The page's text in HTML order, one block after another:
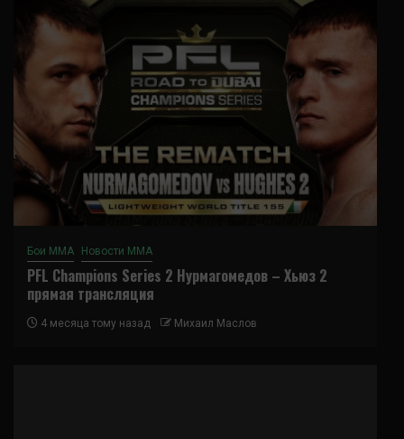
Бои ММА Новости ММА
PFL Champions Series 2 Нурмагомедов – Хьюз 2
прямая трансляция
4 месяца тому назад Михаил Маслов